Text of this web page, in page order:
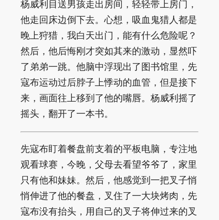
杨威利目送男孩走出房间，轻轻带上房门，
他走回床边倒下去。心想，吸血鬼猎人都是
晚上狩猎，我白天出门，能有什么危险呢？
然后，他后悔刚才突如其来的激动，显然吓
了弟弟一跳。他脑中浮现出了图书馆里，先
寇布运动过后脖子上悸动的血管，但是接下
来，画面往上移到了他的嘴唇。杨威利摇了
摇头，翻开了一本书。
先寇布盯着餐盘前支着的平板电脑，专注地
观看球赛，今晚，父母去看望爷爷了，家里
只有他和妹妹。然后，他感觉到一把叉子悄
悄伸进了他的餐盘，叉住了一大块烤肉，先
寇布没有抬头，用自己的叉子将伸过来的叉